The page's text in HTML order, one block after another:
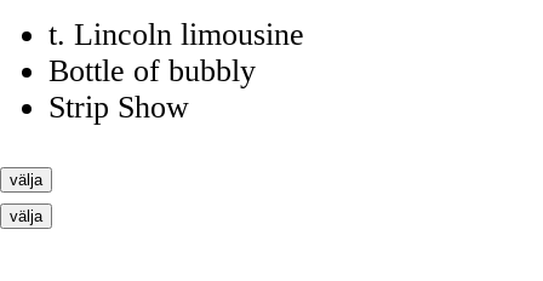
t. Lincoln limousine
Bottle of bubbly
Strip Show
välja
välja